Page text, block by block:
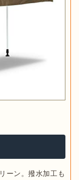
ーン。撥水加工も